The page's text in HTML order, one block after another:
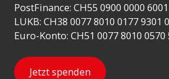
PostFinance: CH55 0900 0000
LUKB: CH38 0077 8010 0177 9301 0
Euro-Konto: CH51 0077 8010 0570
Jetzt spenden